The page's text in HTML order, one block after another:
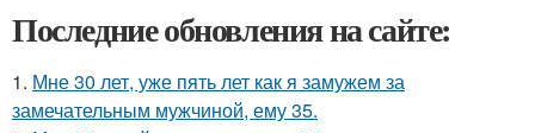
Последние обновления на сайте:
1. Мне 30 лет, уже пять лет как я замужем за
замечательным мужчиной, ему 35.